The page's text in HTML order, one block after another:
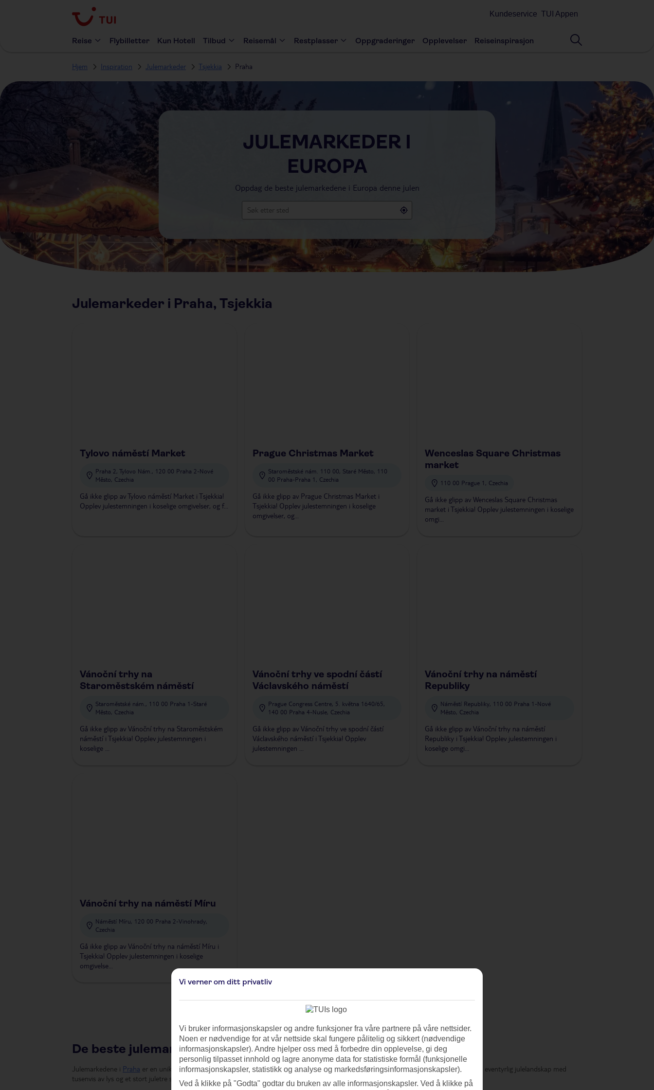
Kundeservice TUI Appen
Reise Flybilletter Kun Hotell Tilbud Reisemål Restplasser Oppgraderinger Opplevelser Reiseinspirasjon
Hjem Inspiration Julemarkeder Tsjekkia Praha
JULEMARKEDER I
EUROPA
Oppdag de beste julemarkedene i Europa denne julen
Julemarkeder i Praha, Tsjekkia
Tylovo náměstí Market
Praha 2, Tylovo Nám., 120 00 Praha 2-Nové
Město, Czechia
Gå ikke glipp av Tylovo náměstí Market i Tsjekkia!
Opplev julestemningen i koselige omgivelser, og f...
Prague Christmas Market
Staroměstské nám. 110 00, Staré Město, 110
00 Praha-Praha 1, Czechia
Gå ikke glipp av Prague Christmas Market i
Tsjekkia! Opplev julestemningen i koselige
omgivelser, og...
Wenceslas Square Christmas
market
110 00 Prague 1, Czechia
Gå ikke glipp av Wenceslas Square Christmas
market i Tsjekkia! Opplev julestemningen i koselige
omgi...
Vánoční trhy na
Staroměstském náměstí
Staroměstské nám., 110 00 Praha 1-Staré
Město, Czechia
Gå ikke glipp av Vánoční trhy na Staroměstském
náměstí i Tsjekkia! Opplev julestemningen i
koselige ...
Vánoční trhy ve spodní částí
Václavského náměstí
Prague Congress Centre, 5. května 1640/65,
140 00 Praha 4-Nusle, Czechia
Gå ikke glipp av Vánoční trhy ve spodní částí
Václavského náměstí i Tsjekkia! Opplev
julestemningen ...
Vánoční trhy na náměstí
Republiky
Náměstí Republiky, 110 00 Praha 1-Nové
Město, Czechia
Gå ikke glipp av Vánoční trhy na náměstí
Republiky i Tsjekkia! Opplev julestemningen i
koselige omgi...
Vánoční trhy na náměstí Míru
Náměstí Míru, 120 00 Praha 2-Vinohrady,
Czechia
Gå ikke glipp av Vánoční trhy na náměstí Míru i
Tsjekkia! Opplev julestemningen i koselige
omgivelse...
1 right
De beste julemarkedene i Praha
Julemarkedene i Praha er en unik opplevelse i Tsjekkias vakre, vinterlige hovedstad. Gamlebytorget (Staroměstské náměstí) forvandles til et eventyrlig julelandskap med
tusenvis av lys og et stort juletre som skaper en magisk atmosfære.
Vi verner om ditt privatliv
Vi bruker informasjonskapsler og andre funksjoner fra våre partnere på våre nettsider.
Noen er nødvendige for at vår nettside skal fungere pålitelig og sikkert (nødvendige
informasjonskapsler). Andre hjelper oss med å forbedre din opplevelse, gi deg
personlig tilpasset innhold og lagre anonyme data for statistiske formål (funksjonelle
informasjonskapsler, statistikk og analyse og markedsføringsinformasjonskapsler).
Ved å klikke på "Godta" godtar du bruken av alle informasjonskapsler. Ved å klikke på